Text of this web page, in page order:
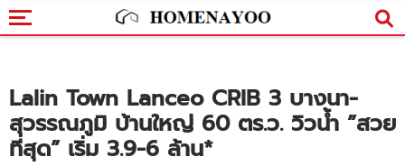
Lalin Town Lanceo CRIB 3 บางนา-
สุวรรณภูมิ บ้านใหญ่ 60 ตร.ว. วิวน้ำ ”สวย
ที่สุด” เริ่ม 3.9-6 ล้าน*